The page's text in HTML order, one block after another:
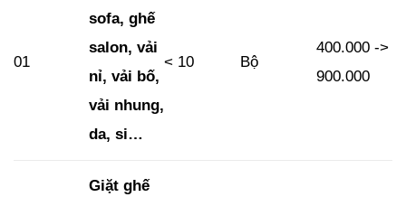
01
sofa, ghế
salon, vải
nỉ, vải bố,
vải nhung,
da, si…
< 10 Bộ
400.000 ->
900.000
Giặt ghế